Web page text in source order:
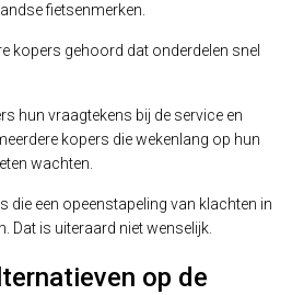
fietsenmerken.
kopers gehoord dat onderdelen snel
hun vraagtekens bij de service en
kopers die wekenlang op hun
wachten.
die een opeenstapeling van klachten in
Dat is uiteraard niet wenselijk.
op de